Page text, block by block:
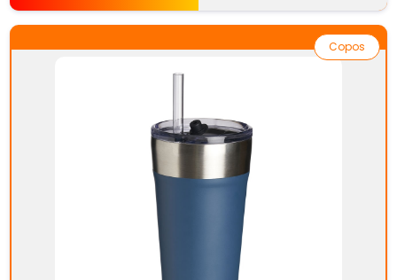
Copos